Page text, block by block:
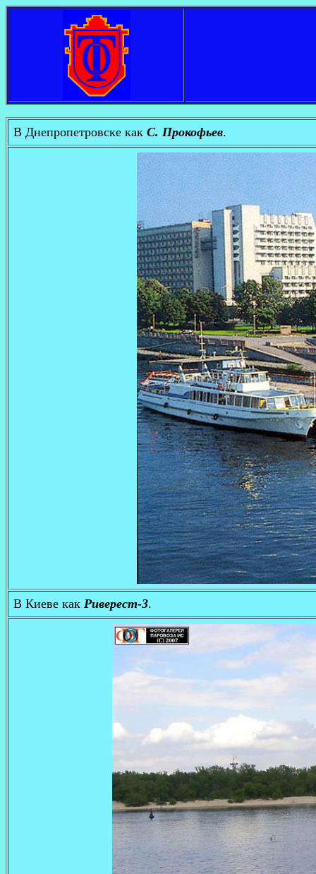
В Днепропетровске как C. Прокофьев.
В Киеве как Риверест-3.